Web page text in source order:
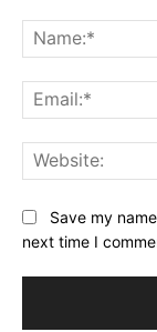
Save my
next time I